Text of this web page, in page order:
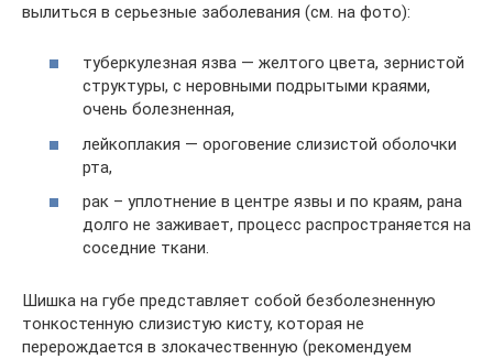
вылиться в серьезные заболевания (см. на фото):
туберкулезная язва — желтого цвета, зернистой
структуры, с неровными подрытыми краями,
очень болезненная,
лейкоплакия — ороговение слизистой оболочки
рта,
рак – уплотнение в центре язвы и по краям, рана
долго не заживает, процесс распространяется на
соседние ткани.
Шишка на губе представляет собой безболезненную
тонкостенную слизистую кисту, которая не
перерождается в злокачественную (рекомендуем